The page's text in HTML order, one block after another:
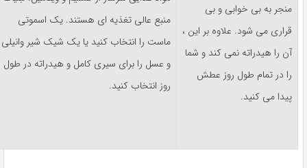
منجر به بی خوابی و بی
قراری می شود. علاوه بر این ،
آن را هیدراته نمی کند و شما
را در تمام طول روز عطش
پیدا می کنید.
منبع عالی تغذیه ای هستند. یک اسموتی
ماست را انتخاب کنید یا یک شیک شیر وانیلی
و عسل را برای سیری کامل و هیدراته در طول
روز انتخاب کنید.